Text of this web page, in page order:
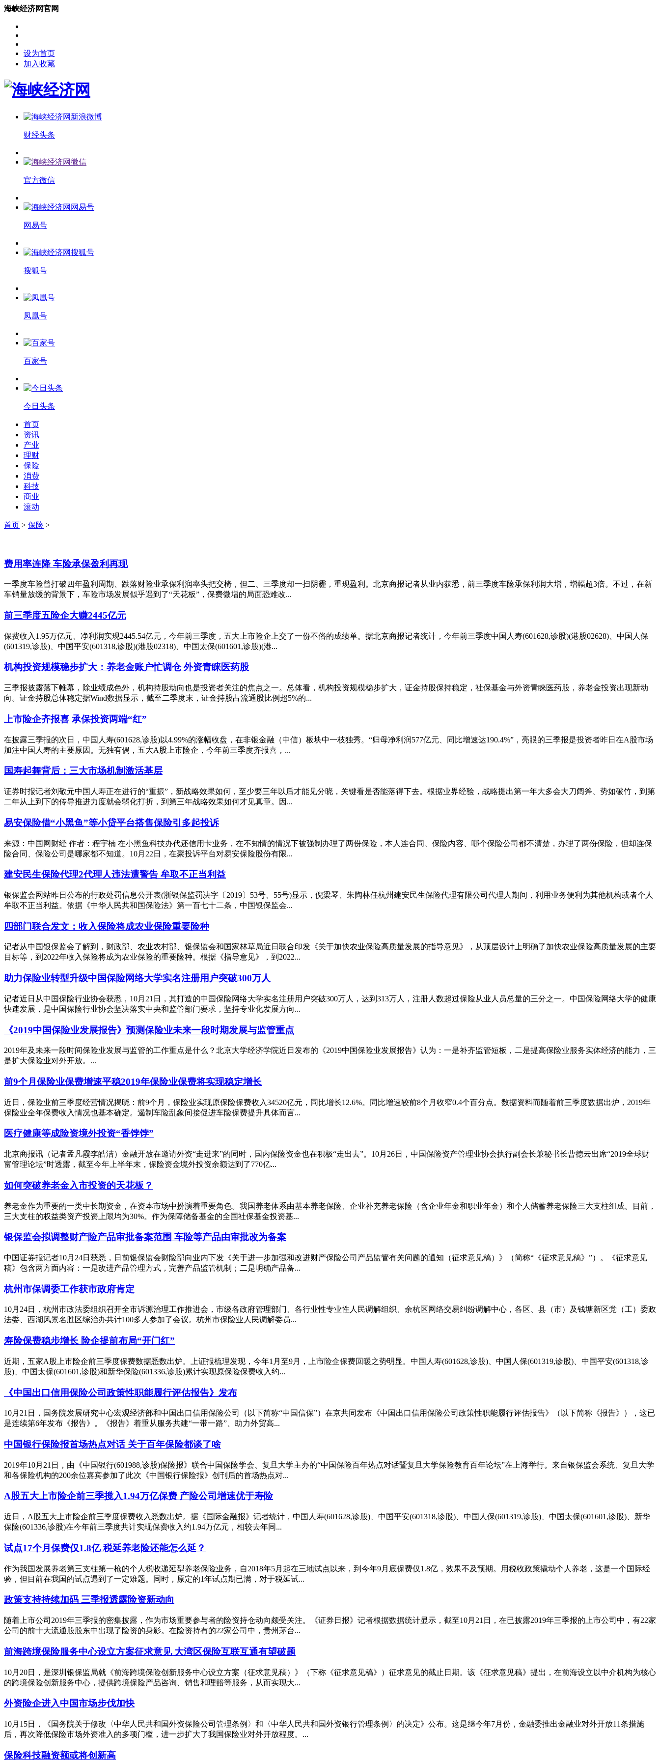
海峡经济网官网
设为首页
加入收藏
财经头条
官方微信
网易号
搜狐号
凤凰号
百家号
今日头条
首页
资讯
产业
理财
保险
消费
科技
商业
滚动
首页 > 保险 >
费用率连降 车险承保盈利再现
一季度车险曾打破四年盈利周期、跌落财险业承保利润率头把交椅，但二、三季度却一扫阴霾，重现盈利。北京商报记者从业内获悉，前三季度车险承保利润大增，增幅超3倍。不过，在新
车销量放缓的背景下，车险市场发展似乎遇到了“天花板”，保费微增的局面恐难改...
前三季度五险企大赚2445亿元
保费收入1.95万亿元、净利润实现2445.54亿元，今年前三季度，五大上市险企上交了一份不俗的成绩单。据北京商报记者统计，今年前三季度中国人寿(601628,诊股)(港股02628)、中国人保
(601319,诊股)、中国平安(601318,诊股)(港股02318)、中国太保(601601,诊股)(港...
机构投资规模稳步扩大：养老金账户忙调仓 外资青睐医药股
三季报披露落下帷幕，除业绩成色外，机构持股动向也是投资者关注的焦点之一。总体看，机构投资规模稳步扩大，证金持股保持稳定，社保基金与外资青睐医药股，养老金投资出现新动
向。证金持股总体稳定据Wind数据显示，截至二季度末，证金持股占流通股比例超5%的...
上市险企齐报喜 承保投资两端“红”
在披露三季报的次日，中国人寿(601628,诊股)以4.99%的涨幅收盘，在非银金融（中信）板块中一枝独秀。“归母净利润577亿元、同比增速达190.4%”，亮眼的三季报是投资者昨日在A股市场
加注中国人寿的主要原因。无独有偶，五大A股上市险企，今年前三季度齐报喜，...
国寿起舞背后：三大市场机制激活基层
证券时报记者刘敬元中国人寿正在进行的“重振”，新战略效果如何，至少要三年以后才能见分晓，关键看是否能落得下去。根据业界经验，战略提出第一年大多会大刀阔斧、势如破竹，到第
二年从上到下的传导推进力度就会弱化打折，到第三年战略效果如何才见真章。因...
易安保险借“小黑鱼”等小贷平台搭售保险引多起投诉
来源：中国网财经 作者：程宇楠 在小黑鱼科技办代还信用卡业务，在不知情的情况下被强制办理了两份保险，本人连合同、保险内容、哪个保险公司都不清楚，办理了两份保险，但却连保
险合同、保险公司是哪家都不知道。10月22日，在聚投诉平台对易安保险股份有限...
建安民生保险代理2代理人违法遭警告 牟取不正当利益
银保监会网站昨日公布的行政处罚信息公开表(浙银保监罚决字〔2019〕53号、55号)显示，倪梁琴、朱陶林任杭州建安民生保险代理有限公司代理人期间，利用业务便利为其他机构或者个人
牟取不正当利益。依据《中华人民共和国保险法》第一百七十二条，中国银保监会...
四部门联合发文：收入保险将成农业保险重要险种
记者从中国银保监会了解到，财政部、农业农村部、银保监会和国家林草局近日联合印发《关于加快农业保险高质量发展的指导意见》，从顶层设计上明确了加快农业保险高质量发展的主要
目标等，到2022年收入保险将成为农业保险的重要险种。根据《指导意见》，到2022...
助力保险业转型升级中国保险网络大学实名注册用户突破300万人
记者近日从中国保险行业协会获悉，10月21日，其打造的中国保险网络大学实名注册用户突破300万人，达到313万人，注册人数超过保险从业人员总量的三分之一。中国保险网络大学的健康
快速发展，是中国保险行业协会坚决落实中央和监管部门要求，坚持专业化发展方向...
《2019中国保险业发展报告》预测保险业未来一段时期发展与监管重点
2019年及未来一段时间保险业发展与监管的工作重点是什么？北京大学经济学院近日发布的《2019中国保险业发展报告》认为：一是补齐监管短板，二是提高保险业服务实体经济的能力，三
是扩大保险业对外开放。...
前9个月保险业保费增速平稳2019年保险业保费将实现稳定增长
近日，保险业前三季度经营情况揭晓：前9个月，保险业实现原保险保费收入34520亿元，同比增长12.6%。同比增速较前8个月收窄0.4个百分点。数据资料而随着前三季度数据出炉，2019年
保险业全年保费收入情况也基本确定。遏制车险乱象间接促进车险保费提升具体而言...
医疗健康等成险资境外投资“香饽饽”
北京商报讯（记者孟凡霞李皓洁）金融开放在邀请外资“走进来”的同时，国内保险资金也在积极“走出去”。10月26日，中国保险资产管理业协会执行副会长兼秘书长曹德云出席“2019全球财
富管理论坛”时透露，截至今年上半年末，保险资金境外投资余额达到了770亿...
如何突破养老金入市投资的天花板？
养老金作为重要的一类中长期资金，在资本市场中扮演着重要角色。我国养老体系由基本养老保险、企业补充养老保险（含企业年金和职业年金）和个人储蓄养老保险三大支柱组成。目前，
三大支柱的权益类资产投资上限均为30%。作为保障储备基金的全国社保基金投资基...
银保监会拟调整财产险产品审批备案范围 车险等产品由审批改为备案
中国证券报记者10月24日获悉，日前银保监会财险部向业内下发《关于进一步加强和改进财产保险公司产品监管有关问题的通知（征求意见稿）》（简称“《征求意见稿》”）。《征求意见
稿》包含两方面内容：一是改进产品管理方式，完善产品监管机制；二是明确产品备...
杭州市保调委工作获市政府肯定
10月24日，杭州市政法委组织召开全市诉源治理工作推进会，市级各政府管理部门、各行业性专业性人民调解组织、余杭区网络交易纠纷调解中心，各区、县（市）及钱塘新区党（工）委政
法委、西湖风景名胜区综治办共计100多人参加了会议。杭州市保险业人民调解委员...
寿险保费稳步增长 险企提前布局“开门红”
近期，五家A股上市险企前三季度保费数据悉数出炉。上证报梳理发现，今年1月至9月，上市险企保费回暖之势明显。中国人寿(601628,诊股)、中国人保(601319,诊股)、中国平安(601318,诊
股)、中国太保(601601,诊股)和新华保险(601336,诊股)累计实现原保险保费收入约...
《中国出口信用保险公司政策性职能履行评估报告》发布
10月21日，国务院发展研究中心宏观经济部和中国出口信用保险公司（以下简称“中国信保”）在京共同发布《中国出口信用保险公司政策性职能履行评估报告》（以下简称《报告》），这已
是连续第6年发布《报告》。《报告》着重从服务共建“一带一路”、助力外贸高...
中国银行保险报首场热点对话 关于百年保险都谈了啥
2019年10月21日，由《中国银行(601988,诊股)保险报》联合中国保险学会、复旦大学主办的“中国保险百年热点对话暨复旦大学保险教育百年论坛”在上海举行。来自银保监会系统、复旦大学
和各保险机构的200余位嘉宾参加了此次《中国银行保险报》创刊后的首场热点对...
A股五大上市险企前三季揽入1.94万亿保费 产险公司增速优于寿险
近日，A股五大上市险企前三季度保费收入悉数出炉。据《国际金融报》记者统计，中国人寿(601628,诊股)、中国平安(601318,诊股)、中国人保(601319,诊股)、中国太保(601601,诊股)、新华
保险(601336,诊股)在今年前三季度共计实现保费收入约1.94万亿元，相较去年同...
试点17个月保费仅1.8亿 税延养老险还能怎么延？
作为我国发展养老第三支柱第一枪的个人税收递延型养老保险业务，自2018年5月起在三地试点以来，到今年9月底保费仅1.8亿，效果不及预期。用税收政策撬动个人养老，这是一个国际经
验，但目前在我国的试点遇到了一定难题。同时，原定的1年试点期已满，对于税延试...
政策支持持续加码 三季报透露险资新动向
随着上市公司2019年三季报的密集披露，作为市场重要参与者的险资持仓动向颇受关注。《证券日报》记者根据数据统计显示，截至10月21日，在已披露2019年三季报的上市公司中，有22家
公司的前十大流通股股东中出现了险资的身影。在险资持有的22家公司中，贵州茅台...
前海跨境保险服务中心设立方案征求意见 大湾区保险互联互通有望破题
10月20日，是深圳银保监局就《前海跨境保险创新服务中心设立方案（征求意见稿）》（下称《征求意见稿》）征求意见的截止日期。该《征求意见稿》提出，在前海设立以中介机构为核心
的跨境保险创新服务中心，提供跨境保险产品咨询、销售和理赔等服务，从而实现大...
外资险企进入中国市场步伐加快
10月15日，《国务院关于修改〈中华人民共和国外资保险公司管理条例〉和〈中华人民共和国外资银行管理条例〉的决定》公布。这是继今年7月份，金融委推出金融业对外开放11条措施
后，再次降低保险市场外资准入的多项门槛，进一步扩大了我国保险业对外开放程度。...
保险科技融资额或将创新高